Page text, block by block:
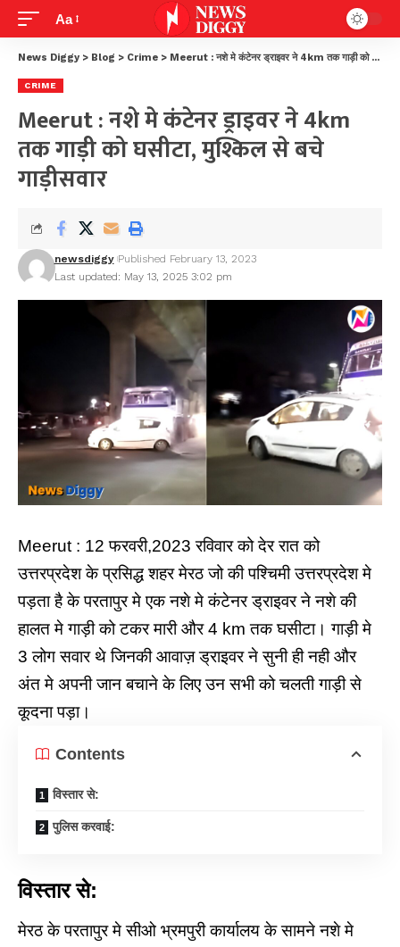
Aa
News Diggy > Blog > Crime > Meerut : नशे मे कंटेनर ड्राइवर ने 4km तक गाड़ी को घसीटा, मुश्किल से बचे गाड़ीसवार
CRIME
Meerut : नशे मे कंटेनर ड्राइवर ने 4km
तक गाड़ी को घसीटा, मुश्किल से बचे
गाड़ीसवार
Last updated: May 13, 2025 3:02 pm
newsdiggy Published February 13, 2023
Meerut : 12 फरवरी,2023 रविवार को देर रात को
उत्तरप्रदेश के प्रसिद्ध शहर मेरठ जो की पश्चिमी उत्तरप्रदेश मे
पड़ता है के परतापुर मे एक नशे मे कंटेनर ड्राइवर ने नशे की
हालत मे गाड़ी को टकर मारी और 4 km तक घसीटा। गाड़ी मे
3 लोग सवार थे जिनकी आवाज़ ड्राइवर ने सुनी ही नही और
अंत मे अपनी जान बचाने के लिए उन सभी को चलती गाड़ी से
कूदना पड़ा।
Contents
विस्तार से:
पुलिस करवाई:
विस्तार से:
मेरठ के परतापुर मे सीओ भ्रमपुरी कार्यालय के सामने नशे मे